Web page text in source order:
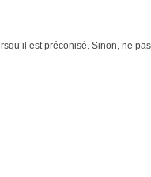
est préconisé. Sinon, ne pas